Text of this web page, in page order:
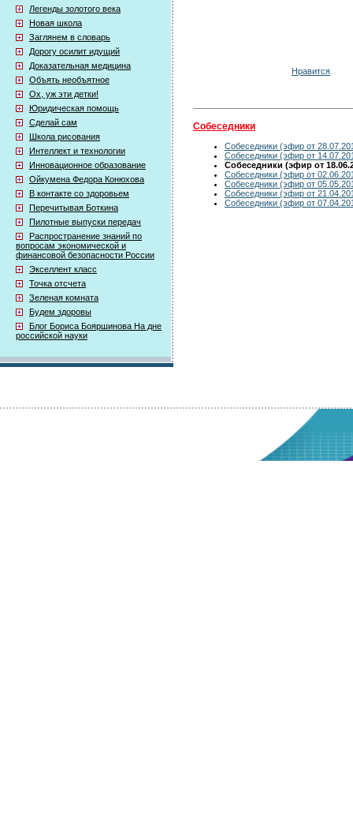
Легенды золотого века
Новая школа
Заглянем в словарь
Дорогу осилит идущий
Доказательная медицина
Объять необъятное
Ох, уж эти детки!
Юридическая помощь
Сделай сам
Школа рисования
Интеллект и технологии
Инновационное образование
Ойкумена Федора Конюхова
В контакте со здоровьем
Перечитывая Боткина
Пилотные выпуски передач
Распространение знаний по
вопросам экономической и
финансовой безопасности России
Экселлент класс
Точка отсчета
Зеленая комната
Будем здоровы
Блог Бориса Бояршинова На дне
российской науки
Нравится
Собеседники
Собеседники (эфир от
Собеседники (эфир от
Собеседники (эфир от
Собеседники (эфир от
Собеседники (эфир от
Собеседники (эфир от
Собеседники (эфир от